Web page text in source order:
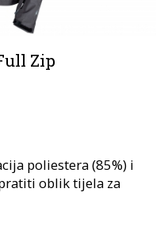
Zip
poliestera (85%) i
oblik tijela za